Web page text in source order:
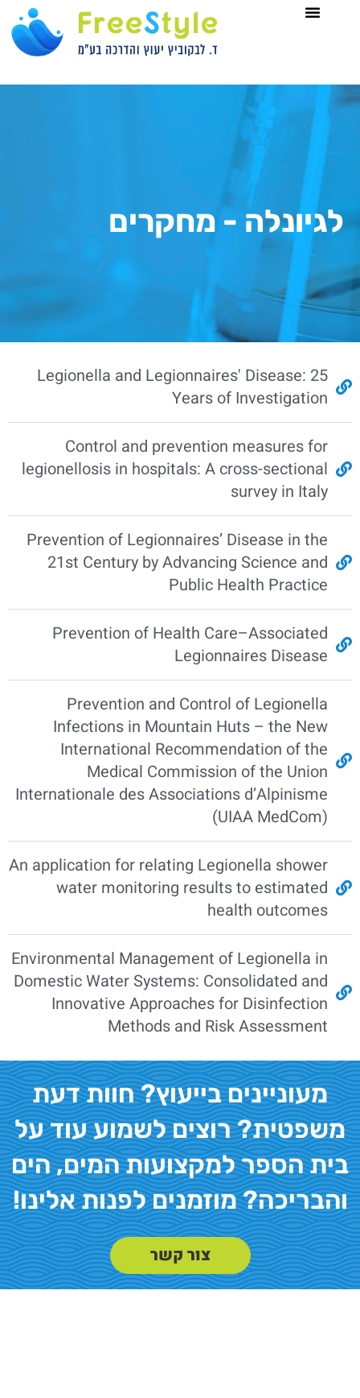
לגיונלה - מחקרים
Legionella and Legionnaires' Disease: 25
Years of Investigation
Control and prevention measures for
legionellosis in hospitals: A cross-sectional
survey in Italy
Prevention of Legionnaires’ Disease in the
21st Century by Advancing Science and
Public Health Practice
Prevention of Health Care–Associated
Legionnaires Disease
Prevention and Control of Legionella
Infections in Mountain Huts – the New
International Recommendation of the
Medical Commission of the Union
Internationale des Associations d’Alpinisme
(UIAA MedCom)
An application for relating Legionella shower
water monitoring results to estimated
health outcomes
Environmental Management of Legionella in
Domestic Water Systems: Consolidated and
Innovative Approaches for Disinfection
Methods and Risk Assessment
מעוניינים בייעוץ? חוות דעת
משפטית? רוצים לשמוע עוד על
בית הספר למקצועות המים, הים
והבריכה? מוזמנים לפנות אלינו!
צור קשר